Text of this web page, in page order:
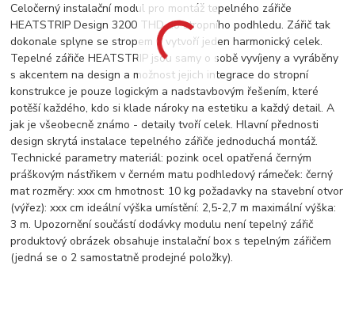
Celočerný instalační modul pro montáž tepelného zářiče
HEATSTRIP Design 3200 THD do stropního podhledu. Zářič tak
dokonale splyne se stropem a vytvoří jeden harmonický celek.
Tepelné zářiče HEATSTRIP jsou samy o sobě vyvíjeny a vyráběny
s akcentem na design a možnost jejich integrace do stropní
konstrukce je pouze logickým a nadstavbovým řešením, které
potěší každého, kdo si klade nároky na estetiku a každý detail. A
jak je všeobecně známo - detaily tvoří celek. Hlavní přednosti
design skrytá instalace tepelného zářiče jednoduchá montáž.
Technické parametry materiál: pozink ocel opatřená černým
práškovým nástřikem v černém matu podhledový rámeček: černý
mat rozměry: xxx cm hmotnost: 10 kg požadavky na stavební otvor
(výřez): xxx cm ideální výška umístění: 2,5-2,7 m maximální výška:
3 m. Upozornění součástí dodávky modulu není tepelný zářič
produktový obrázek obsahuje instalační box s tepelným zářičem
(jedná se o 2 samostatně prodejné položky).